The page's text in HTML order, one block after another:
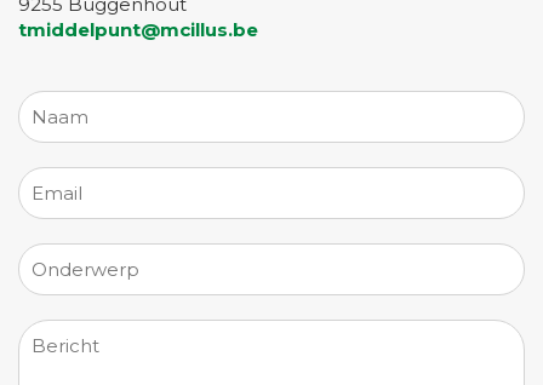
tmiddelpunt@mcillus.be